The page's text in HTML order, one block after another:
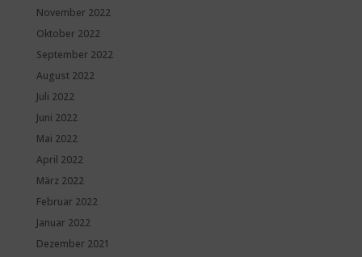
November 2022
Oktober 2022
September 2022
August 2022
Juli 2022
Juni 2022
Mai 2022
April 2022
März 2022
Februar 2022
Januar 2022
Dezember 2021